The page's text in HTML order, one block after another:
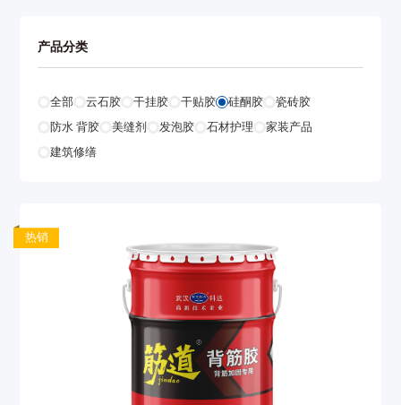
产品分类
全部 云石胶 干挂胶 干贴胶 硅酮胶
瓷砖胶
防水 背胶
美缝剂 发泡胶 石材护理
家装产品
建筑修缮
热销